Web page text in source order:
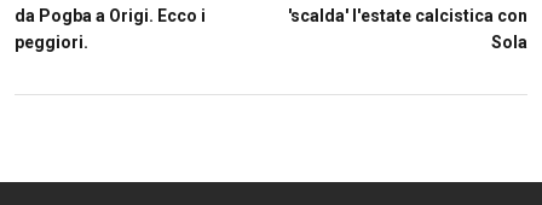
da Pogba a Origi. Ecco i
peggiori.
'scalda' l'estate calcistica con
Sola